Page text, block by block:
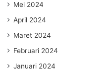
Mei 2024
April 2024
Maret 2024
Februari 2024
Januari 2024